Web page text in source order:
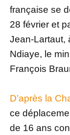
française se
28 février et
Jean-Lartaut,
Ndiaye, le
François
D’après la
ce
de 16 ans